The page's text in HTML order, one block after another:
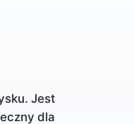
Jest
dla